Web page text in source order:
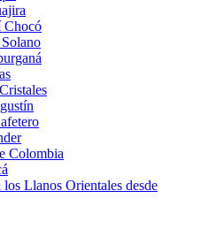
Chocó
Colombia
Llanos Orientales desde